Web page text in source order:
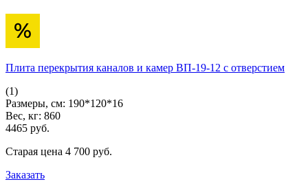
Плита перекрытия каналов и камер ВП-19-12 с отверстием
(1)
Размеры, см: 190*120*16
Вес, кг: 860
4465 pуб.
Старая цена 4 700 pуб.
Заказать